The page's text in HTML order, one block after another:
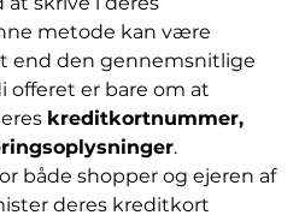
metode kan være
end den gennemsnitlige
offeret er bare om at
kreditkortnummer,
.
både shopper og ejeren af
deres kreditkort